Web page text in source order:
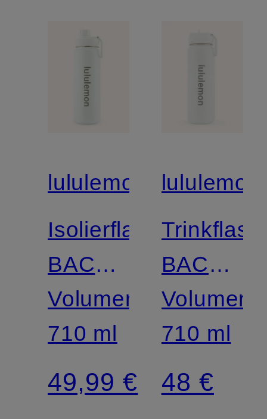
lululemon
Isolierflasche
BACK
TO
LIFE
Volumen:
710 ml
49,99 €
lululemon
BACK
TO
LIFE
Volumen:
710 ml
48 €